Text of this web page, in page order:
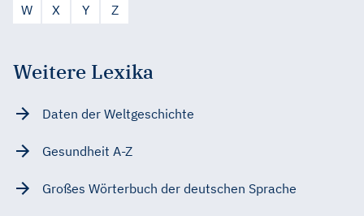
W
X Y Z
Weitere Lexika
Daten der Weltgeschichte
Gesundheit A-Z
Großes Wörterbuch der deutschen Sprache